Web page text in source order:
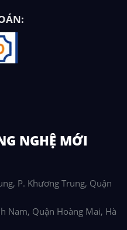
NGHỆ MỚI
P. Khương Trung, Quận
Nam, Quận Hoàng Mai, Hà